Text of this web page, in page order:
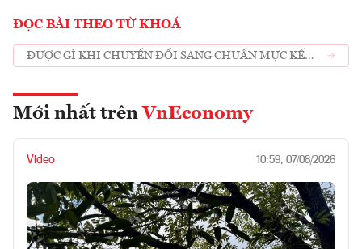
ĐỌC BÀI THEO TỪ KHOÁ
ĐƯỢC GÌ KHI CHUYỂN ĐỔI SANG CHUẨN MỰC KẾ
Mới nhất trên VnEconomy
Video 10:59, 07/08/2026